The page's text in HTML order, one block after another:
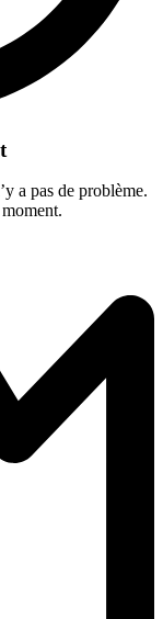
a pas de problème.